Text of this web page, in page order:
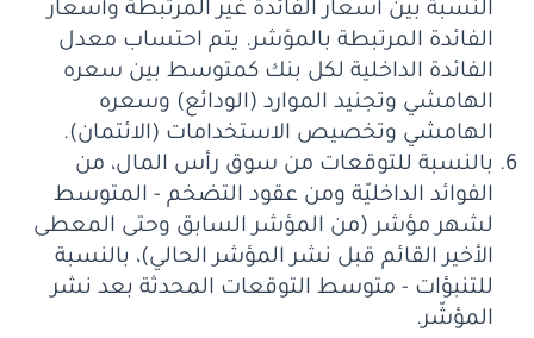
النسبة بين أسعار الفائدة غير المرتبطة وأسعار
الفائدة المرتبطة بالمؤشر. يتم احتساب معدل
الفائدة الداخلية لكل بنك كمتوسط ​​بين سعره
الهامشي وتجنيد الموارد (الودائع) وسعره
الهامشي وتخصيص الاستخدامات (الائتمان).
بالنسبة للتوقعات من سوق رأس المال، من
الفوائد الداخليّة ومن عقود التضخم - المتوسط ​​
لشهر مؤشر (من المؤشر السابق وحتى المعطى
الأخير القائم قبل نشر المؤشر الحالي)، بالنسبة
للتنبؤات - متوسط ​​التوقعات المحدثة بعد نشر
المؤشّر.